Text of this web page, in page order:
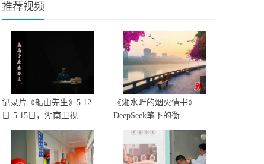
推荐视频
记录片《船山先生》5.12
日-5.15日，湖南卫视
《湘水畔的烟火情书》——
DeepSeek笔下的衡